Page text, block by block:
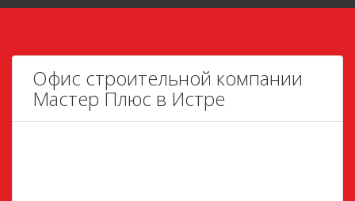
Офис строительной компании
Мастер Плюс в Истре